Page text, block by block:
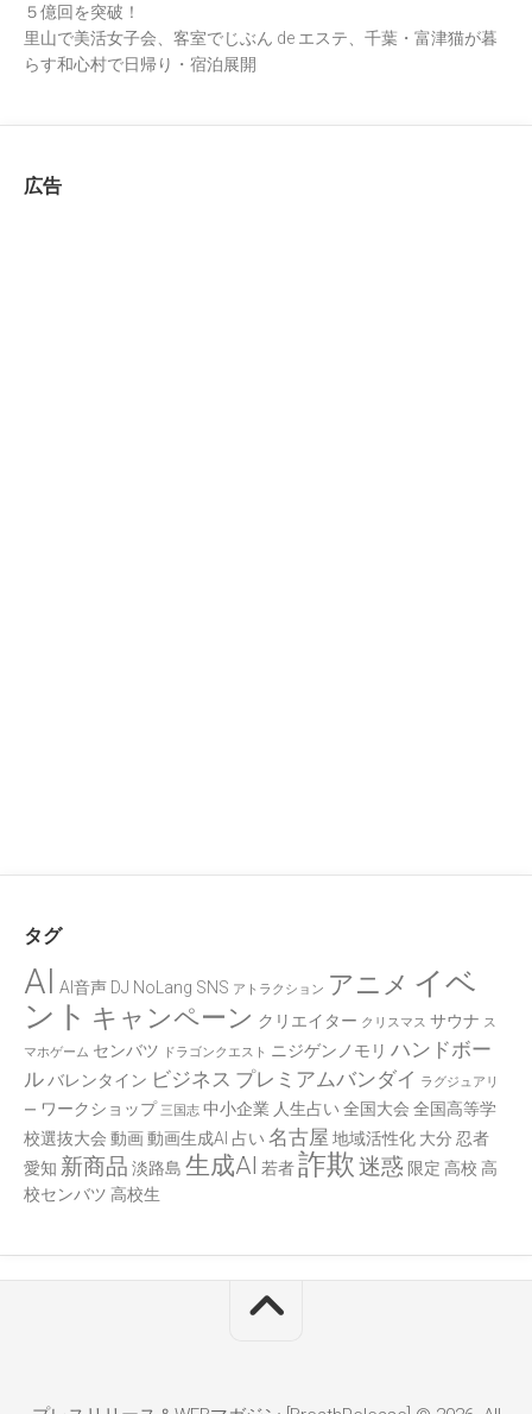
５億回を突破！
里山で美活女子会、客室でじぶん de エステ、千葉・富津猫が暮
らす和心村で日帰り・宿泊展開
広告
タグ
AI AI音声 DJ NoLang SNS アトラクション アニメ イベ
ント キャンペーン クリエイター クリスマス サウナ ス
マホゲーム センバツ ドラゴンクエスト ニジゲンノモリ ハンドボー
ルバレンタイン ビジネス プレミアムバンダイ ラグジュアリ
ー ワークショップ 三国志 中小企業 人生占い 全国大会 全国高等学
校選抜大会 動画動画生成AI 占い 名古屋 地域活性化 大分 忍者
愛知 新商品 淡路島 生成AI 若者詐欺 迷惑 限定 高校 高
校センバツ 高校生